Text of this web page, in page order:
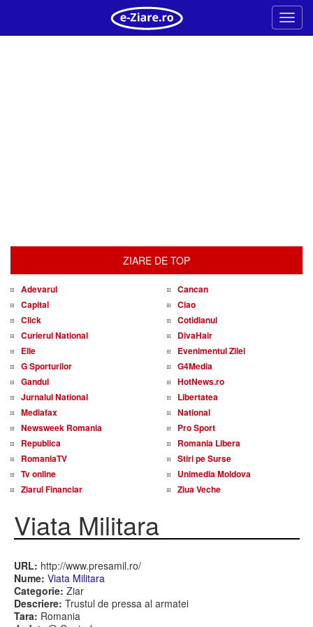
Meniu
ZIARE DE TOP
Adevarul
Cancan
Capital
Ciao
Click
Cotidianul
Curierul National
DivaHair
Elle
Evenimentul Zilei
G Sporturilor
G4Media
Gandul
HotNews.ro
Jurnalul National
Libertatea
Mediafax
National
Newsweek Romania
Pro Sport
Republica
Romania Libera
RomaniaTV
Stiri pe Surse
Tv online
Unimedia Moldova
Ziarul Financiar
Ziua Veche
Viata Militara
URL: http://www.presamil.ro/
Nume: Viata Militara
Categorie: Ziar
Descriere: Trustul de pressa al armatei
Tara: Romania